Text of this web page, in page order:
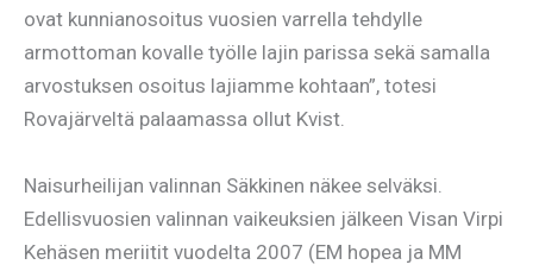
ovat kunnianosoitus vuosien varrella tehdylle
armottoman kovalle työlle lajin parissa sekä samalla
arvostuksen osoitus lajiamme kohtaan”, totesi
Rovajärveltä palaamassa ollut Kvist.
Naisurheilijan valinnan Säkkinen näkee selväksi.
Edellisvuosien valinnan vaikeuksien jälkeen Visan Virpi
Kehäsen meriitit vuodelta 2007 (EM hopea ja MM